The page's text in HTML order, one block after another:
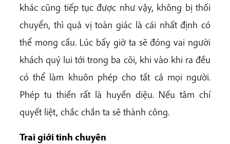
khác cũng tiếp tục được như vậy, không bị thối
chuyển, thì quả vị toàn giác là cái nhất định có
thể mong cầu. Lúc bấy giờ ta sẽ đóng vai người
khách quý lui tới trong ba cõi, khi vào khi ra đều
có thể làm khuôn phép cho tất cả mọi người.
Phép tu thiền rất là huyền diệu. Nếu tâm chí
quyết liệt, chắc chắn ta sẽ thành công.
Trai giới tinh chuyên